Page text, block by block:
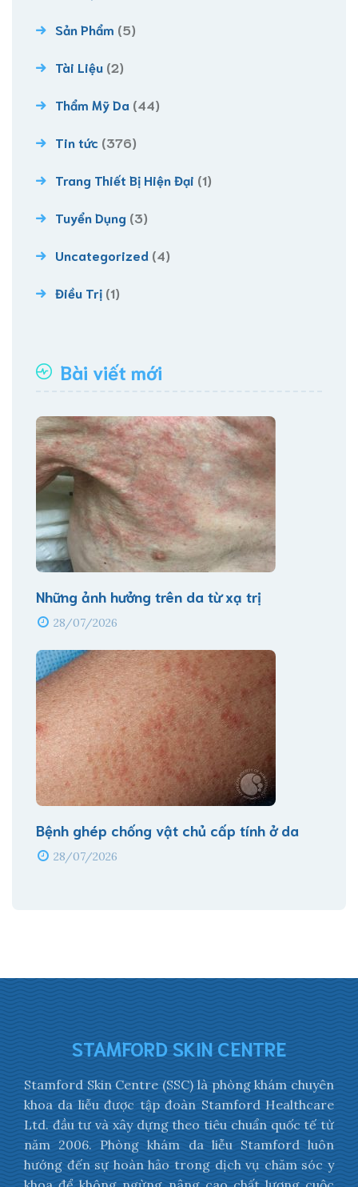
Sản Phẩm (5)
Tài Liệu (2)
Thẩm Mỹ Da (44)
Tin tức (376)
Trang Thiết Bị Hiện Đại (1)
Tuyển Dụng (3)
Uncategorized (4)
Điều Trị (1)
Bài viết mới
Những ảnh hưởng trên da từ xạ trị
28/07/2026
Bệnh ghép chống vật chủ cấp tính ở da
28/07/2026
STAMFORD SKIN CENTRE
Stamford Skin Centre (SSC) là phòng khám chuyên
khoa da liễu được tập đoàn Stamford Healthcare
Ltd. đầu tư và xây dựng theo tiêu chuẩn quốc tế từ
năm 2006. Phòng khám da liễu Stamford luôn
hướng đến sự hoàn hảo trong dịch vụ chăm sóc y